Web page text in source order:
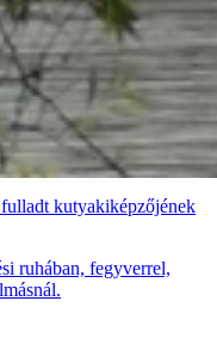
kutyakiképzőjének
ruhában, fegyverrel,